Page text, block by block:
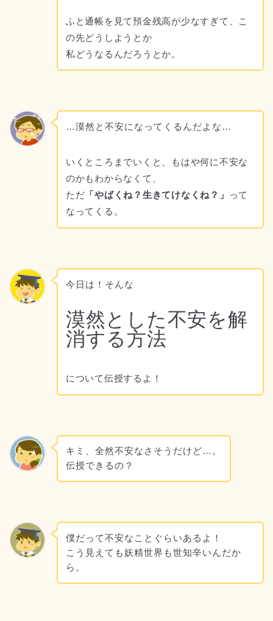
ふと通帳を見て預金残高が少なすぎて、こ
の先どうしようとか
私どうなるんだろうとか。
…漠然と不安になってくるんだよな…
いくところまでいくと、もはや何に不安な
のかもわからなくて、
ただ 「やばくね？生きてけなくね？」
って
なってくる。
今日は！そんな
漠然とした不安を解
消する方法
について伝授するよ！
キミ、全然不安なさそうだけど…。
伝授できるの？
僕だって不安なことぐらいあるよ！
こう見えても妖精世界も世知辛いんだか
ら。